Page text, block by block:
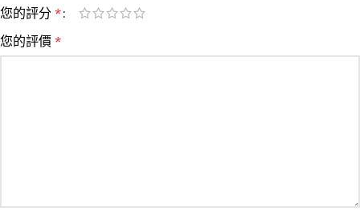
您的評分 *
您的評價 *